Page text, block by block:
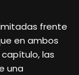
frente
en ambos
las
una